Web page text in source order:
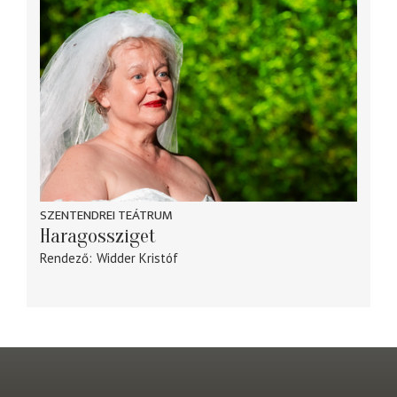
SZENTENDREI TEÁTRUM
Haragossziget
Rendező Widder Kristóf